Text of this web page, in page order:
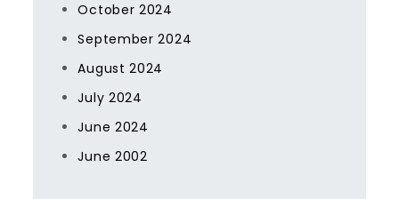
October 2024
September 2024
August 2024
July 2024
June 2024
June 2002